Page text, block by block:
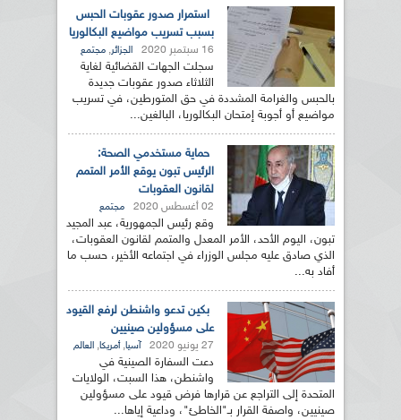
استمرار صدور عقوبات الحبس
بسبب تسريب مواضيع البكالوريا
16 سبتمبر 2020 الجزائر, مجتمع
سجلت الجهات القضائية لغاية
الثلاثاء صدور عقوبات جديدة
بالحبس والغرامة المشددة في حق المتورطين، في تسريب
مواضيع أو أجوبة إمتحان البكالوريا، البالغين...
حماية مستخدمي الصحة:
الرئيس تبون يوقع الأمر المتمم
لقانون العقوبات
02 أغسطس 2020 مجتمع
وقع رئيس الجمهورية، عبد المجيد
تبون، اليوم الأحد، الأمر المعدل والمتمم لقانون العقوبات،
الذي صادق عليه مجلس الوزراء في اجتماعه الأخير، حسب ما
أفاد به...
بكين تدعو واشنطن لرفع القيود
على مسؤولين صينيين
27 يونيو 2020 آسيا,أمريكا, العالم
دعت السفارة الصينية في
واشنطن، هذا السبت، الولايات
المتحدة إلى التراجع عن قرارها فرض قيود على مسؤولين
صينيين، واصفة القرار بـ"الخاطئ"، وداعية إياها...